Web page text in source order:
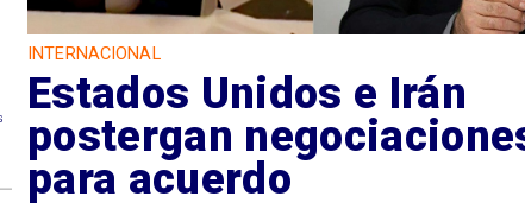
INTERNACIONAL
Estados Unidos e Irán
postergan
para acuerdo